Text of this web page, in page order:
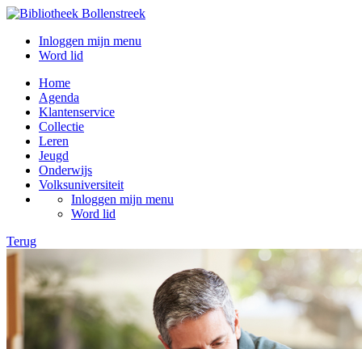
Inloggen mijn menu
Word lid
Home
Agenda
Klantenservice
Collectie
Leren
Jeugd
Onderwijs
Volksuniversiteit
Inloggen mijn menu
Word lid
Terug